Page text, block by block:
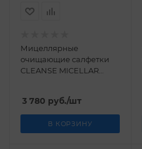
Мицеллярные
очищающие салфетки
CLEANSE MICELLAR
3 780 руб./шт
В КОРЗИНУ